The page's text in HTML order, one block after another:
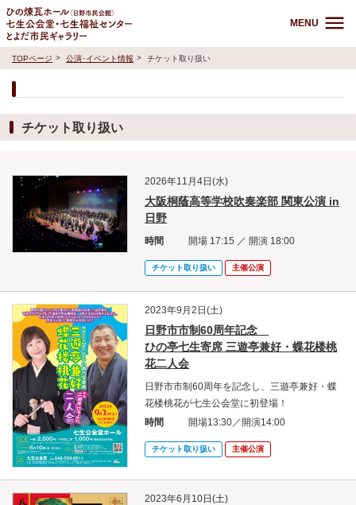
MENU
TOPページ 公演･イベント情報 チケット取り扱い
チケット取り扱い
2026年11月4日(水)
大阪桐蔭高等学校吹奏楽部 関東公演 in
日野
時間 開場 17:15 ／ 開演 18:00
チケット取り扱い 主催公演
2023年9月2日(土)
日野市市制60周年記念
ひの亭七生寄席 三遊亭兼好・蝶花楼桃
花二人会
日野市市制60周年を記念し、三遊亭兼好・蝶
花楼桃花が七生公会堂に初登場！
時間
開場13:30／開演14:00
チケット取り扱い 主催公演
2023年6月10日(土)